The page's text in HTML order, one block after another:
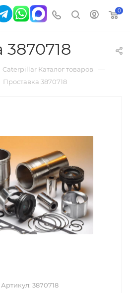
0
3870718
Caterpillar Каталог товаров —
Проставка 3870718
Артикул: 3870718